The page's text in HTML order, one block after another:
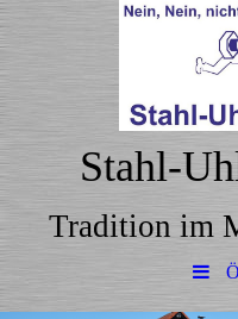
Stahl-
Tradition im